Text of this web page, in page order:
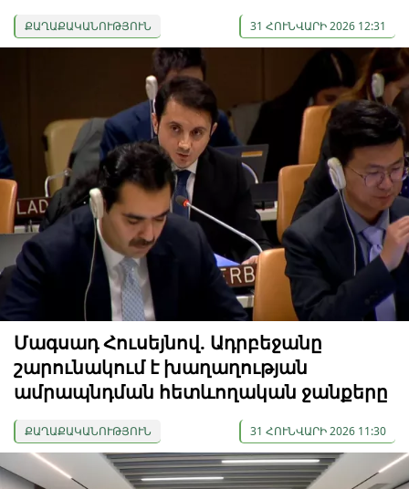
ՔԱՂԱՔԱԿԱՆՈՒԹՅՈՒՆ 31 ՀՈՒՆՎԱՐԻ 2026 12:31
Մագսադ Հուսեյնով. Ադրբեջանը
շարունակում է խաղաղության
ամրապնդման հետևողական ջանքերը
ՔԱՂԱՔԱԿԱՆՈՒԹՅՈՒՆ 31 ՀՈՒՆՎԱՐԻ 2026 11:30